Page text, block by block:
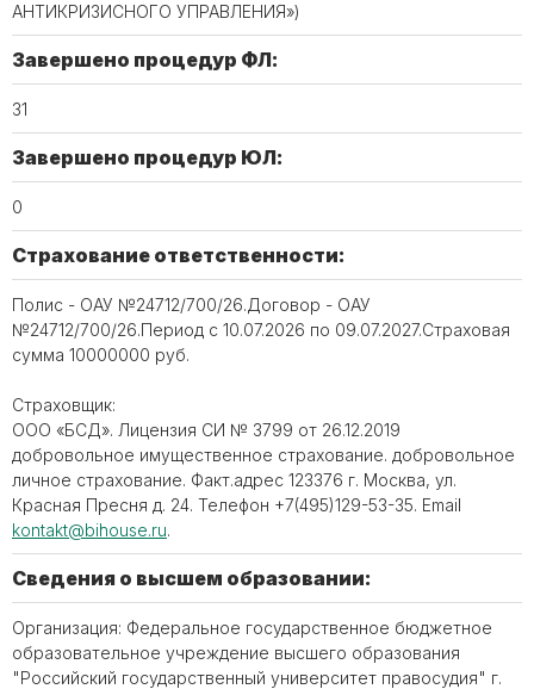
АНТИКРИЗИСНОГО УПРАВЛЕНИЯ»)
Завершено процедур ФЛ:
31
Завершено процедур ЮЛ:
0
Страхование ответственности:
Полис - ОАУ №24712/700/26.Договор - ОАУ
№24712/700/26.Период с 10.07.2026 по 09.07.2027.Страховая
сумма 10000000 руб.
Страховщик:
ООО «БСД». Лицензия СИ № 3799 от 26.12.2019
добровольное имущественное страхование. добровольное
личное страхование. Факт.адрес 123376 г. Москва, ул.
Красная Пресня д. 24. Телефон ‪+7(495)129-53-35. Email
kontakt@bihouse.ru.
Сведения о высшем образовании:
Организация: Федеральное государственное бюджетное
образовательное учреждение высшего образования
"Российский государственный университет правосудия" г.